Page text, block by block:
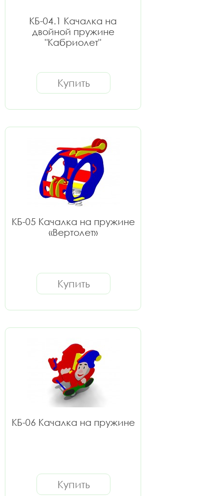
КБ-04.1 Качалка на
двойной пружине
"Кабриолет"
Купить
КБ-05 Качалка на пружине
«Вертолет»
Купить
КБ-06 Качалка на пружине
Купить